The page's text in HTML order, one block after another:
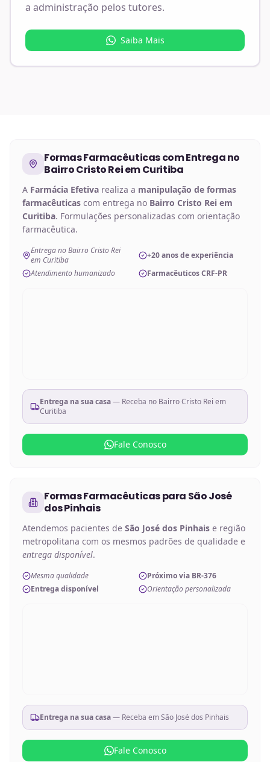
a administração pelos tutores.
Saiba Mais
Formas Farmacêuticascom Entrega no
Bairro Cristo Rei em Curitiba
A Farmácia Efetiva realiza a manipulação de formas
farmacêuticas com entrega no Bairro Cristo Rei em
Curitiba. Formulações personalizadas com orientação
farmacêutica.
Entrega no Bairro Cristo Rei
em Curitiba
+20 anos de experiência
Atendimento humanizado
Farmacêuticos CRF-PR
Entrega na sua casa— Receba no Bairro Cristo Rei em
Curitiba
Fale Conosco
Formas Farmacêuticaspara São José
dos Pinhais
Atendemos pacientes de São José dos Pinhais e região
metropolitana com os mesmos padrões de qualidade e
entrega disponível.
Mesma qualidade
Próximo via BR-376
Entrega disponível
Orientação personalizada
Entrega na sua casa— Receba emSão José dos Pinhais
Fale Conosco